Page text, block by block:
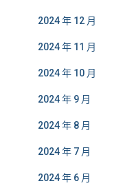
2024 年 12 月
2024 年 11 月
2024 年 10 月
2024 年 9 月
2024 年 8 月
2024 年 7 月
2024 年 6 月